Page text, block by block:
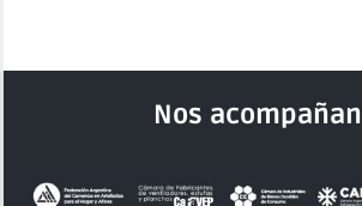
Nos acompañan